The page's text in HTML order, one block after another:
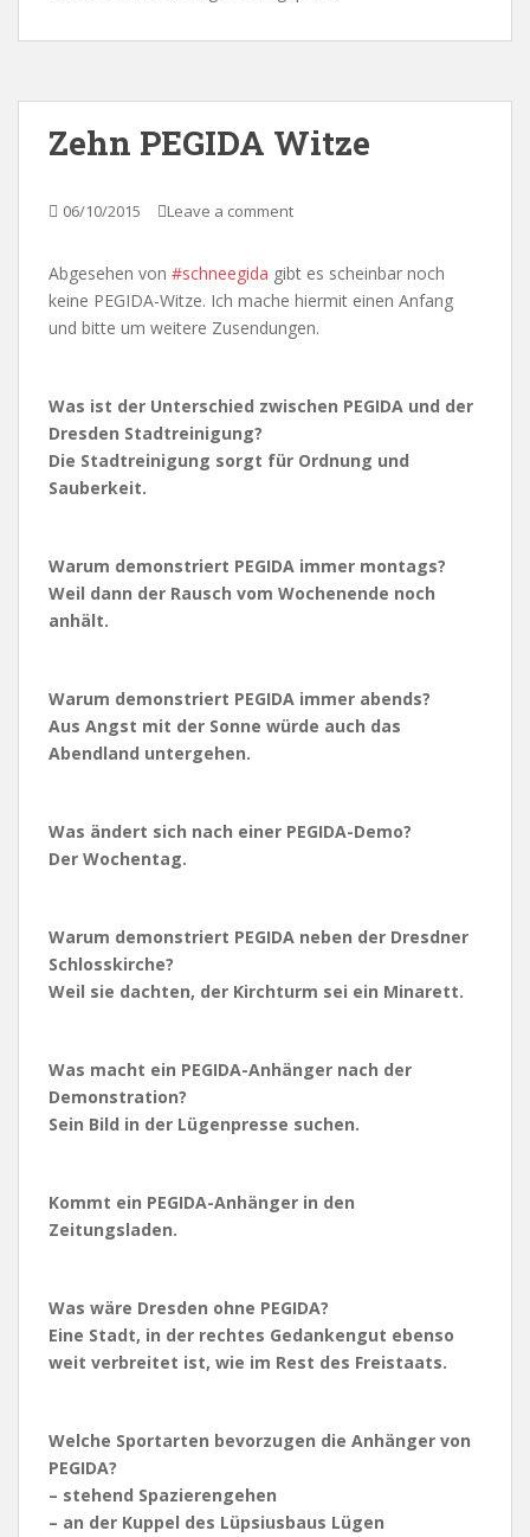
Zehn PEGIDA Witze
06/10/2015 Leave a comment
Abgesehen von #schneegida gibt es scheinbar noch
keine PEGIDA-Witze. Ich mache hiermit einen Anfang
und bitte um weitere Zusendungen.
Was ist der Unterschied zwischen PEGIDA und der
Dresden Stadtreinigung?
Die Stadtreinigung sorgt für Ordnung und
Sauberkeit.
Warum demonstriert PEGIDA immer montags?
Weil dann der Rausch vom Wochenende noch
anhält.
Warum demonstriert PEGIDA immer abends?
Aus Angst mit der Sonne würde auch das
Abendland untergehen.
Was ändert sich nach einer PEGIDA-Demo?
Der Wochentag.
Warum demonstriert PEGIDA neben der Dresdner
Schlosskirche?
Weil sie dachten, der Kirchturm sei ein Minarett.
Was macht ein PEGIDA-Anhänger nach der
Demonstration?
Sein Bild in der Lügenpresse suchen.
Kommt ein PEGIDA-Anhänger in den
Zeitungsladen.
Was wäre Dresden ohne PEGIDA?
Eine Stadt, in der rechtes Gedankengut ebenso
weit verbreitet ist, wie im Rest des Freistaats.
Welche Sportarten bevorzugen die Anhänger von
PEGIDA?
– stehend Spazierengehen
– an der Kuppel des Lüpsiusbaus Lügen